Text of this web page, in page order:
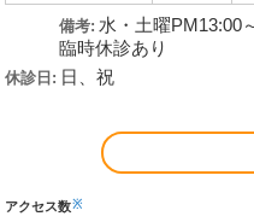
備考: 水・土曜PM13:00
臨時休診あり
休診日: 日、祝
アクセス数※